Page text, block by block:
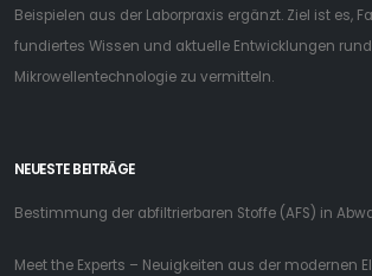
Beispielen aus der Laborpraxis ergänzt. Ziel ist es,
fundiertes Wissen und aktuelle Entwicklungen
Mikrowellentechnologie zu vermitteln.
NEUESTE BEITRÄGE
Bestimmung der abfiltrierbaren Stoffe (AFS) in
Meet the Experts – Neuigkeiten aus der modernen